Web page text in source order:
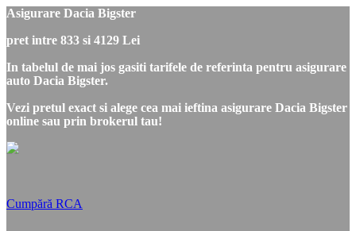
Asigurare Dacia Bigster
pret intre 833 si 4129 Lei
In tabelul de mai jos gasiti tarifele de referinta pentru asigurare
auto Dacia Bigster.
Vezi pretul exact si alege cea mai ieftina asigurare Dacia Bigster
online sau prin brokerul tau!
Cumpără RCA